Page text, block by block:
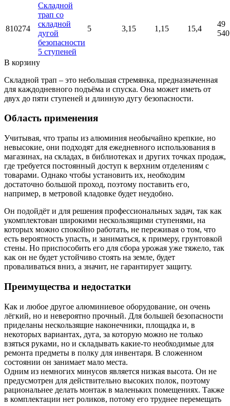
810274
Складной
трап со
складной
дугой
безопасности
5 ступеней
5 3,15 1,15 15,4
49
540
В корзину
Складной трап ‒ это небольшая стремянка, предназначенная
для каждодневного подъёма и спуска. Она может иметь от
двух до пяти ступеней и длинную дугу безопасности.
Область применения
Учитывая, что трапы из алюминия необычайно крепкие, но
невысокие, они подходят для ежедневного использования в
магазинах, на складах, в библиотеках и других точках продаж,
где требуется постоянный доступ к верхним отделениям с
товарами. Однако чтобы установить их, необходим
достаточно большой проход, поэтому поставить его,
например, в метровой кладовке будет неудобно.
Он подойдёт и для решения профессиональных задач, так как
укомплектован широкими нескользящими ступенями, на
которых можно спокойно работать, не переживая о том, что
есть вероятность упасть, и заниматься, к примеру, грунтовкой
стены. Но приспособить его для сбора урожая уже тяжело, так
как он не будет устойчиво стоять на земле, будет
проваливаться вниз, а значит, не гарантирует защиту.
Преимущества и недостатки
Как и любое другое алюминиевое оборудование, он очень
лёгкий, но и невероятно прочный. Для большей безопасности
приделаны нескользящие наконечники, площадка и, в
некоторых вариантах, дуга, за которую можно не только
взяться руками, но и складывать какие-то необходимые для
ремонта предметы в полку для инвентаря. В сложенном
состоянии он занимает мало места.
Одним из немногих минусов является низкая высота. Он не
предусмотрен для действительно высоких полок, поэтому
рациональнее делать монтаж в маленьких помещениях. Также
в комплектации нет роликов, потому его труднее перемещать